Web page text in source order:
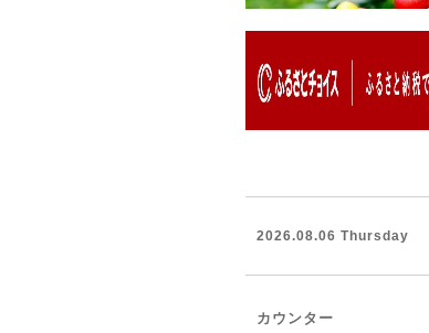
2026.08.06 Thursday
カウンター